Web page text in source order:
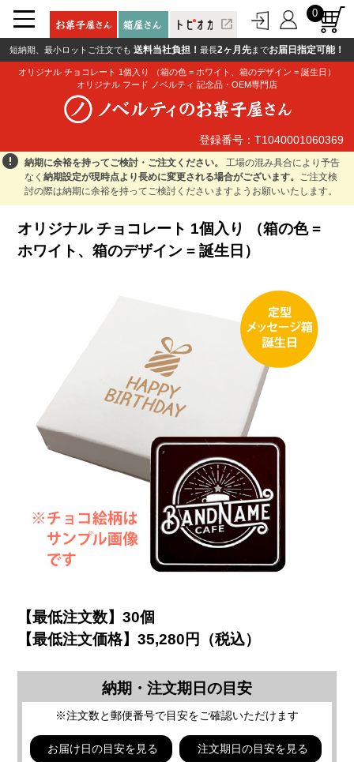
オリジナル チョコレート 1個入り （箱の色 = ホワイト、箱のデザイン = 誕生日）
オリジナル フード ノベルティ 記念品・OEM専門店
open_in_new
短納期、最小ロットご注文でも 送料当社負担！ 最長2ヶ月先までお届日指定可能！
0
登録番号：T1040001060369
error 納期に余裕を持ってご検討・ご注文ください。
工場の混み具合により予告
なく納期設定が現時点より長めに変更される場合がございます。
ご注文検
討の際は納期に余裕を持ってご検討くださいますようお願いいたします。
登録番号：T1040001060369
オリジナル チョコレート 1個入り （箱の色 =
ホワイト、箱のデザイン = 誕生日）
【最低注文数】30個
【最低注文価格】35,280円（税込）
納期・注文期日の目安
※注文数と郵便番号で目安をご確認いただけます
お届け日の目安を見る 注文期日の目安を見る